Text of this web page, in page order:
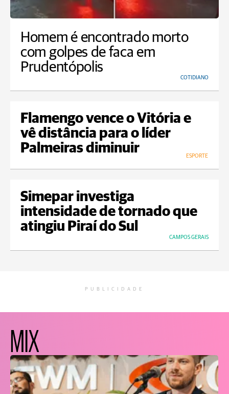
Homem é encontrado morto
com golpes de faca em
Prudentópolis
COTIDIANO
Flamengo vence o Vitória e
vê distância para o líder
Palmeiras diminuir
ESPORTE
Simepar investiga
intensidade de tornado que
atingiu Piraí do Sul
CAMPOS GERAIS
PUBLICIDADE
MIX